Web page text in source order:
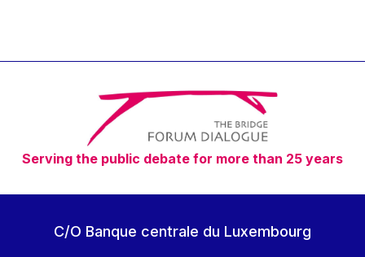
Timothy Radcliffe
Vaclav Klaus
Vassilios Skouris
Vítor Manuel da Silva Caldeira
Viviane Reding
Walter Hagg
Serving the public debate for more than 25 years
C/O Banque centrale du Luxembourg